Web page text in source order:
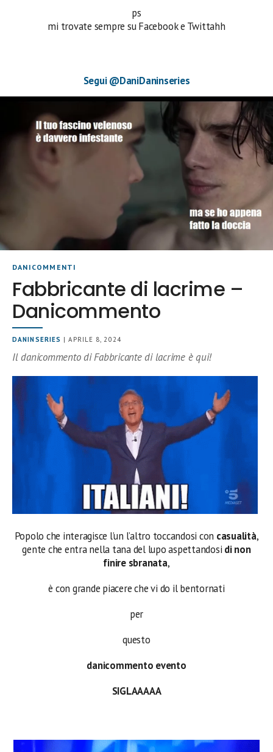
ps
mi trovate sempre su Facebook e Twittahh
Segui @DaniDaninseries
DANICOMMENTI
Fabbricante di lacrime –
Danicommento
DANINSERIES | APRILE 8, 2024
Il danicommento di Fabbricante di lacrime è qui!
Popolo che interagisce l’un l’altro toccandosi con casualità,
gente che entra nella tana del lupo aspettandosi di non
finire sbranata,
è con grande piacere che vi do il bentornati
per
questo
danicommento evento
SIGLAAAAA